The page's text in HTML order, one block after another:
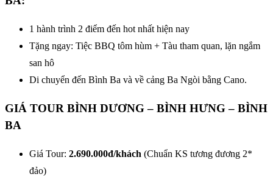
1 hành trình 2 điểm đến hot nhất hiện nay
Tặng ngay: Tiệc BBQ tôm hùm + Tàu tham quan, lặn ngắm
san hô
Di chuyển đến Bình Ba và về cảng Ba Ngòi bằng Cano.
GIÁ TOUR BÌNH DƯƠNG – BÌNH HƯNG – BÌNH
BA
Giá Tour: 2.690.000đ/khách (Chuẩn KS tương đương 2*
đảo)